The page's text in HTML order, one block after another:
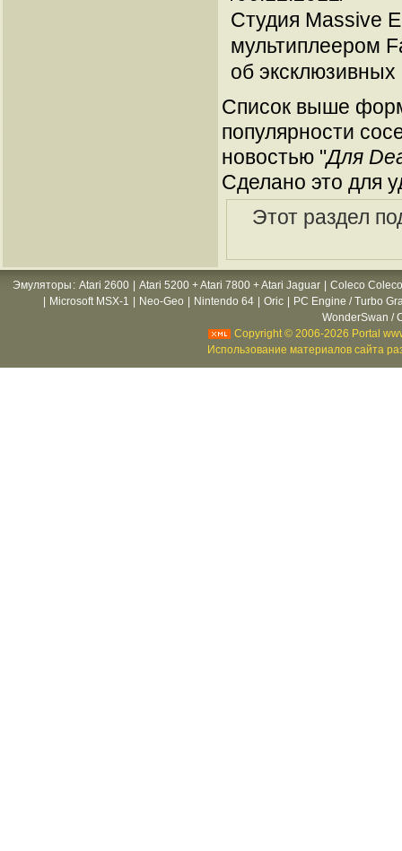
Студия Massive
мультиплеером
об
Список выше
популярности
новостью "Для
Сделано это для
Этот раздел
Эмуляторы : Atari 2600 Atari 5200 + Atari 7800 + Atari Jaguar
Coleco
Microsoft MSX-1 Neo-Geo Nintendo 64 Oric
PC Engine / Turbo
WonderSwan /
Copyright © 2006-2026 Portal
Использование материалов сайта